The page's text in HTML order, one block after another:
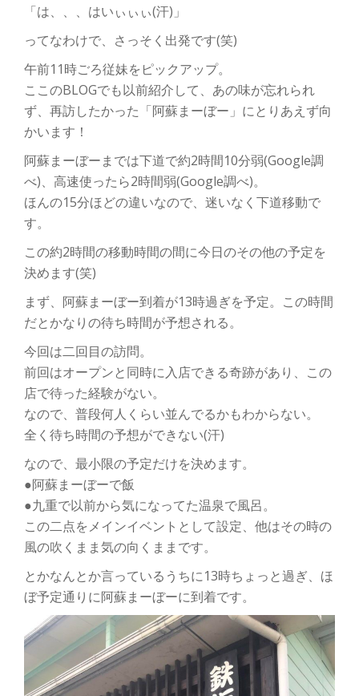
「は、、、はいぃぃぃ(汗)」
ってなわけで、さっそく出発です(笑)
午前11時ごろ従妹をピックアップ。
ここのBLOGでも以前紹介して、あの味が忘れられ
ず、再訪したかった「阿蘇まーぼー」にとりあえず向
かいます！
阿蘇まーぼーまでは下道で約2時間10分弱(Google調
べ)、高速使ったら2時間弱(Google調べ)。
ほんの15分ほどの違いなので、迷いなく下道移動で
す。
この約2時間の移動時間の間に今日のその他の予定を
決めます(笑)
まず、阿蘇まーぼー到着が13時過ぎを予定。この時間
だとかなりの待ち時間が予想される。
今回は二回目の訪問。
前回はオープンと同時に入店できる奇跡があり、この
店で待った経験がない。
なので、普段何人くらい並んでるかもわからない。
全く待ち時間の予想ができない(汗)
なので、最小限の予定だけを決めます。
●阿蘇まーぼーで飯
●九重で以前から気になってた温泉で風呂。
この二点をメインイベントとして設定、他はその時の
風の吹くまま気の向くままです。
とかなんとか言っているうちに13時ちょっと過ぎ、ほ
ぼ予定通りに阿蘇まーぼーに到着です。